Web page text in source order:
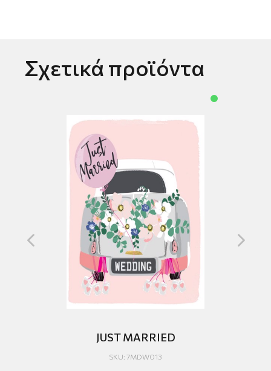
Σχετικά προϊόντα
JUST MARRIED
SKU: 7MDW013